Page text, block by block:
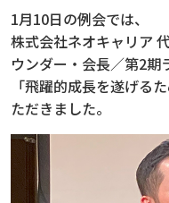
1月10日の例会では、
株式会社ネオキャリア
ウンダー・会長／第2
「飛躍的成長を遂げる
ただきました。